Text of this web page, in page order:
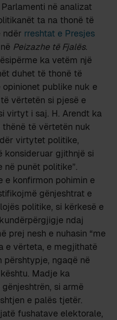
në analizat
ta na thonë të
ndër rreshtat e Presjes
Peizazhe të Fjalës.
ka vetëm një
duhet të thonë të
publike nuk e
vërtetën si pjesë e
virtyt i saj. H. Arendt ka
thënë të vërtetën nuk
virtytet politike,
konsideruar gjithnjë si
punët politike”.
e konfirmon pohimin e
gënjeshtrat e
politike, si kërkesë e
ndaj
prej nesh e nuhasin “me
e vërteta, e megjithatë
përshtypje, ngaqë në
Madje ka
si armë
e palës tjetër.
fushatave elektorale,